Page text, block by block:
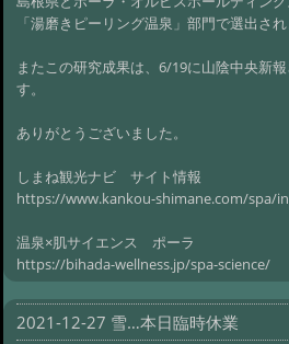
「湯磨きピーリング温泉」部門で選出され
またこの研究成果は、6/19に山陰中央新
す。
ありがとうございました。
しまね観光ナビ サイト情報
https://www.kankou-shimane.com/spa/
温泉×肌サイエンス ポーラ
https://bihada-wellness.jp/spa-science/
2021-12-27 雪…本日臨時休業